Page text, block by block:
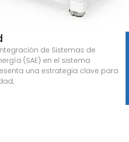
de Sistemas de
(SAE) en el sistema
una estrategia clave para